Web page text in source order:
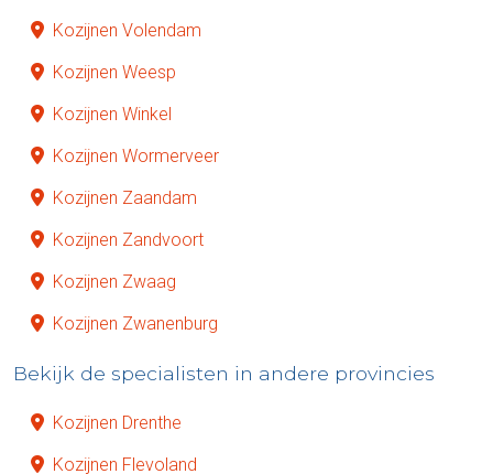
Kozijnen Volendam
Kozijnen Weesp
Kozijnen Winkel
Kozijnen Wormerveer
Kozijnen Zaandam
Kozijnen Zandvoort
Kozijnen Zwaag
Kozijnen Zwanenburg
Bekijk de specialisten in andere provincies
Kozijnen Drenthe
Kozijnen Flevoland